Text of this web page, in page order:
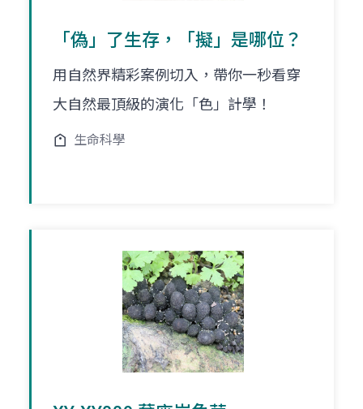
「偽」了生存，「擬」是哪位？
用自然界精彩案例切入，帶你一秒看穿
大自然最頂級的演化「色」計學！
生命科學